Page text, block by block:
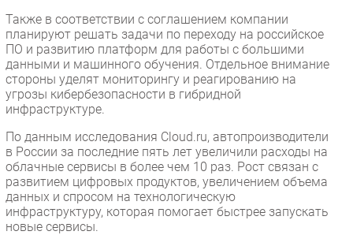
Также в соответствии с соглашением компании
планируют решать задачи по переходу на российское
ПО и развитию платформ для работы с большими
данными и машинного обучения. Отдельное внимание
стороны уделят мониторингу и реагированию на
угрозы кибербезопасности в гибридной
инфраструктуре.
По данным исследования Cloud.ru, автопроизводители
в России за последние пять лет увеличили расходы на
облачные сервисы в более чем 10 раз. Рост связан с
развитием цифровых продуктов, увеличением объема
данных и спросом на технологическую
инфраструктуру, которая помогает быстрее запускать
новые сервисы.